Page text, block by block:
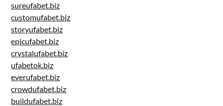
sureufabet.biz
customufabet.biz
storyufabet.biz
epicufabet.biz
crystalufabet.biz
ufabetok.biz
everufabet.biz
crowdufabet.biz
buildufabet.biz